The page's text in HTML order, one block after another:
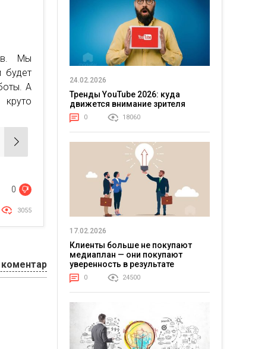
Мы
будет
А
0
3055
коментар
24.02.2026
Тренды YouTube 2026: куда
движется внимание зрителя
0 18060
17.02.2026
Клиенты больше не покупают
медиаплан — они покупают
уверенность в результате
0 24500